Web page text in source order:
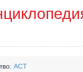
АСТ